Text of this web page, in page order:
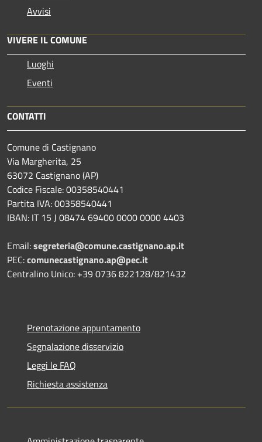
Avvisi
VIVERE IL COMUNE
Luoghi
Eventi
CONTATTI
Comune di Castignano
Via Margherita, 25
63072 Castignano (AP)
Codice Fiscale: 00358540441
Partita IVA: 00358540441
IBAN: IT 15 J 08474 69400 0000 0000 4403
Email:segreteria@comune.castignano.ap.it
PEC:comunecastignano.ap@pec.it
Centralino Unico: +39 0736 822128/821432
Prenotazione appuntamento
Segnalazione disservizio
Leggi le FAQ
Richiesta assistenza